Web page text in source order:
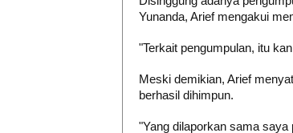
Yunanda, Arief mengakui
"Terkait pengumpulan, itu
Meski demikian, Arief
berhasil dihimpun.
"Yang dilaporkan sama